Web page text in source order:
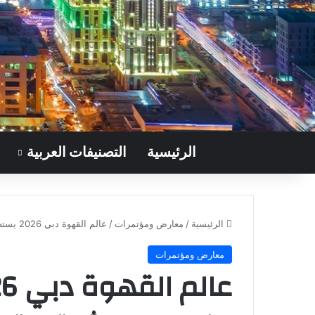
الرئيسية التصنيفات العربية
الرئيسية / معارض ومؤتمرات / عالم القهوة دبي 2026 يستضيف ثلاث مزادات مباشرة للقهوة
معارض ومؤتمرات